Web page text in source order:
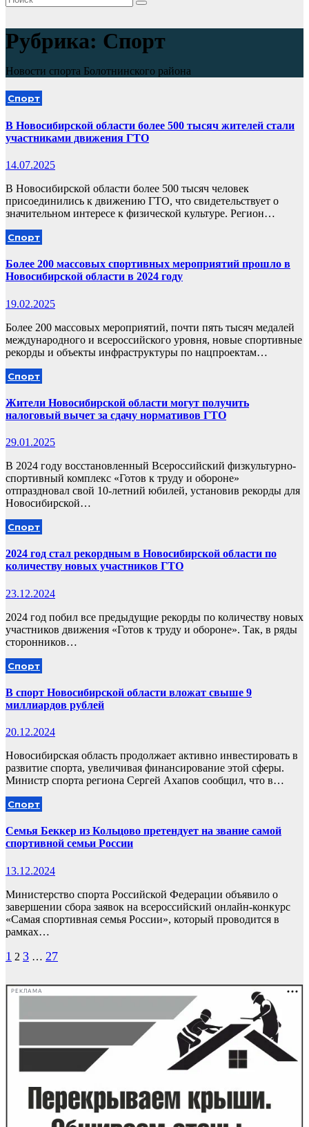
Рубрика: Спорт
Новости спорта Болотнинского района
Спорт
В Новосибирской области более 500 тысяч жителей стали
участниками движения ГТО
14.07.2025
В Новосибирской области более 500 тысяч человек
присоединились к движению ГТО, что свидетельствует о
значительном интересе к физической культуре. Регион…
Спорт
Более 200 массовых спортивных мероприятий прошло в
Новосибирской области в 2024 году
19.02.2025
Более 200 массовых мероприятий, почти пять тысяч медалей
международного и всероссийского уровня, новые спортивные
рекорды и объекты инфраструктуры по нацпроектам…
Спорт
Жители Новосибирской области могут получить
налоговый вычет за сдачу нормативов ГТО
29.01.2025
В 2024 году восстановленный Всероссийский физкультурно-
спортивный комплекс «Готов к труду и обороне»
отпраздновал свой 10-летний юбилей, установив рекорды для
Новосибирской…
Спорт
2024 год стал рекордным в Новосибирской области по
количеству новых участников ГТО
23.12.2024
2024 год побил все предыдущие рекорды по количеству новых
участников движения «Готов к труду и обороне». Так, в ряды
сторонников…
Спорт
В спорт Новосибирской области вложат свыше 9
миллиардов рублей
20.12.2024
Новосибирская область продолжает активно инвестировать в
развитие спорта, увеличивая финансирование этой сферы.
Министр спорта региона Сергей Ахапов сообщил, что в…
Спорт
Семья Беккер из Кольцово претендует на звание самой
спортивной семьи России
13.12.2024
Министерство спорта Российской Федерации объявило о
завершении сбора заявок на всероссийский онлайн-конкурс
«Самая спортивная семья России», который проводится в
рамках…
Пагинация
1 2 3 … 27
РЕКЛАМА